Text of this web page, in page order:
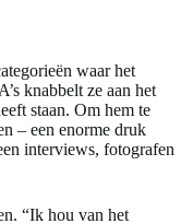
waar het
knabbelt ze aan het
staan. Om hem te
– een enorme druk
interviews, fotografen
“Ik hou van het